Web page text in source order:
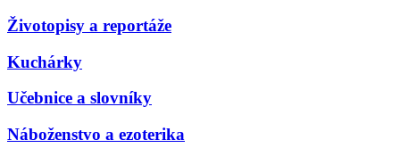
Životopisy a reportáže
Kuchárky
Učebnice a slovníky
Náboženstvo a ezoterika